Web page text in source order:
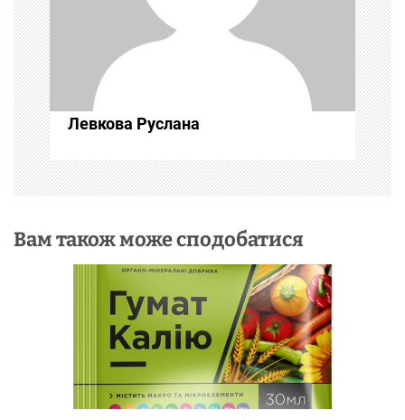
п
и
с
і
в
Левкова Руслана
Вам також може сподобатися